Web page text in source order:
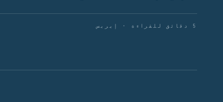
5 دقائق للقراءة · إيريس